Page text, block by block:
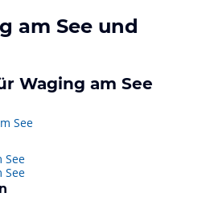
am See und
Waging am See
See
See
See